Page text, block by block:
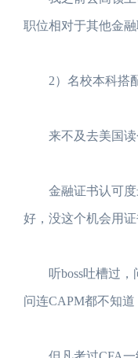
职位相对于其他金
2）名校本科搭配
来不及去美国读
金融证书认可度
好，没这个机会用证
听boss吐槽过，问
问连CAPM都不知道